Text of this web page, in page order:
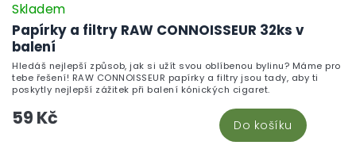
Papírky a filtry RAW CONNOISSEUR 32ks v
balení
Skladem
59 Kč Do košíku
Hledáš nejlepší způsob, jak si užít svou oblíbenou bylinu? Máme pro
tebe řešení! RAW CONNOISSEUR papírky a filtry jsou tady, aby ti
poskytly nejlepší zážitek při balení kónických cigaret.